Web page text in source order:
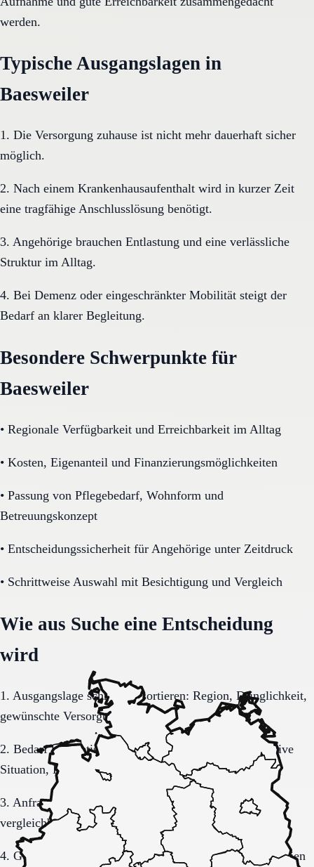
werden.
Typische Ausgangslagen in
Baesweiler
1. Die Versorgung zuhause ist nicht mehr dauerhaft sicher
möglich.
2. Nach einem Krankenhausaufenthalt wird in kurzer Zeit
eine tragfähige Anschlusslösung benötigt.
3. Angehörige brauchen Entlastung und eine verlässliche
Struktur im Alltag.
4. Bei Demenz oder eingeschränkter Mobilität steigt der
Bedarf an klarer Begleitung.
Besondere Schwerpunkte für
Baesweiler
• Regionale Verfügbarkeit und Erreichbarkeit im Alltag
• Kosten, Eigenanteil und Finanzierungsmöglichkeiten
• Passung von Pflegebedarf, Wohnform und
Betreuungskonzept
• Entscheidungssicherheit für Angehörige unter Zeitdruck
• Schrittweise Auswahl mit Besichtigung und Vergleich
Wie aus Suche eine Entscheidung
wird
1. Ausgangslage schriftlich sortieren: Region, Dringlichkeit,
gewünschte Versorgungsform.
2. Bedarf konkretisieren: Pflegegrad, Mobilität, kognitive
Situation, Kostenrahmen.
3. Anfrage sauber formulieren, damit Rückmeldungen
vergleichbar bleiben.
4. Gespräche und Besichtigungen mit festen Muss-Kriterien